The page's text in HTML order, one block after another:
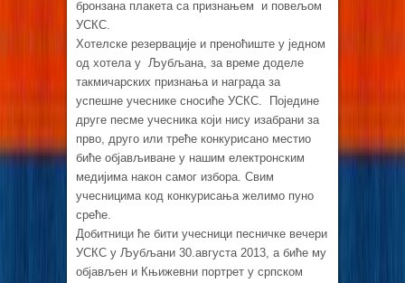
бронзана плакета са признањем и повељом
УСКС.
Хотелске резервације и преноћиште у једном
од хотела у Љубљана, за време доделе
такмичарских признања и награда за
успешне учеснике сносиће УСКС. Поједине
друге песме учесника који нису изабрани за
прво, друго или треће конкурисано местио
биће објављиване у нашим електронским
медијима након самог избора. Свим
учесницима код конкурисања желимо пуно
среће.
Добитници ће бити учесници песничке вечери
УСКС у Љубљани 30.августа 2013, а биће му
објављен и Књижевни портрет у српском